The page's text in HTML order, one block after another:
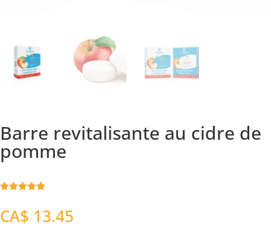
Barre revitalisante au cidre de
pomme
basé sur
notation
CA$ 13.45